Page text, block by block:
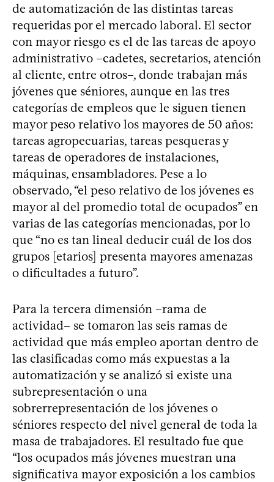
de automatización de las distintas tareas
requeridas por el mercado laboral. El sector
con mayor riesgo es el de las tareas de apoyo
administrativo –cadetes, secretarios, atención
al cliente, entre otros–, donde trabajan más
jóvenes que séniores, aunque en las tres
categorías de empleos que le siguen tienen
mayor peso relativo los mayores de 50 años:
tareas agropecuarias, tareas pesqueras y
tareas de operadores de instalaciones,
máquinas, ensambladores. Pese a lo
observado, “el peso relativo de los jóvenes es
mayor al del promedio total de ocupados” en
varias de las categorías mencionadas, por lo
que “no es tan lineal deducir cuál de los dos
grupos [etarios] presenta mayores amenazas
o dificultades a futuro”.
Para la tercera dimensión –rama de
actividad– se tomaron las seis ramas de
actividad que más empleo aportan dentro de
las clasificadas como más expuestas a la
automatización y se analizó si existe una
subrepresentación o una
sobrerrepresentación de los jóvenes o
séniores respecto del nivel general de toda la
masa de trabajadores. El resultado fue que
“los ocupados más jóvenes muestran una
significativa mayor exposición a los cambios